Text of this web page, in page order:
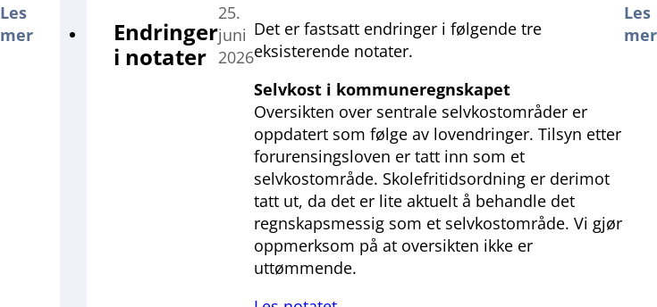
Les
mer
Endringer
i notater
25.
juni
2026
Det er fastsatt endringer i følgende tre
eksisterende notater.
Selvkost i kommuneregnskapet
Oversikten over sentrale selvkostområder er
oppdatert som følge av lovendringer. Tilsyn etter
forurensingsloven er tatt inn som et
selvkostområde. Skolefritidsordning er derimot
tatt ut, da det er lite aktuelt å behandle det
regnskapsmessig som et selvkostområde. Vi gjør
oppmerksom på at oversikten ikke er
uttømmende.
Les
mer